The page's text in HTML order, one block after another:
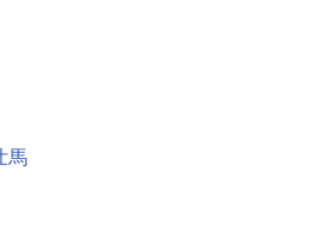
馬